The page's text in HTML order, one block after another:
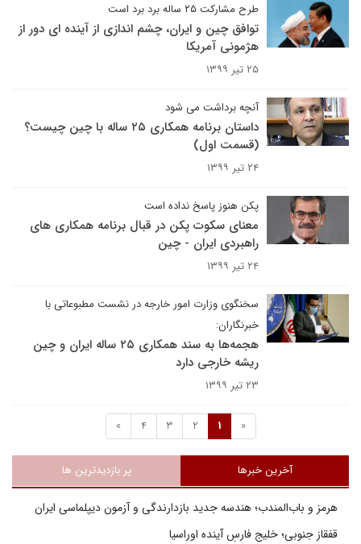
طرح مشارکت ۲۵ ساله برد برد است
توافق چین و ایران، چشم اندازی از آینده ای دور از
هژمونی آمریکا
۲۵ تیر ۱۳۹۹
آنچه برداشت می شود
داستان برنامه همکاری ۲۵ ساله با چین چیست؟
(قسمت اول)
۲۴ تیر ۱۳۹۹
پکن هنوز پاسخ نداده است
معنای سکوت پکن در قبال برنامه همکاری های
راهبردی ایران - چین
۲۴ تیر ۱۳۹۹
سخنگوی وزارت امور خارجه در نشست مطبوعاتی با
خبرنگاران:
هجمه‌ها به سند همکاری ۲۵ ساله ایران و چین
ریشه خارجی دارد
۲۳ تیر ۱۳۹۹
«
1
2
3
4
»
آخرین خبرها پر بازدیدترین ها
هرمز و باب‌المندب؛ هندسه جدید بازدارندگی و آزمون دیپلماسی ایران
قفقاز جنوبی؛ خلیج فارسِ آینده اوراسیا